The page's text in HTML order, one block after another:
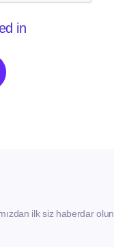
in
ilk siz haberdar olun.